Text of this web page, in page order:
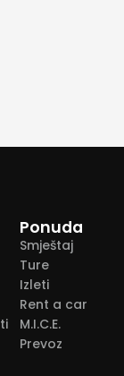
Ponuda
Smještaj
Ture
Izleti
Rent a car
M.I.C.E.
Prevoz